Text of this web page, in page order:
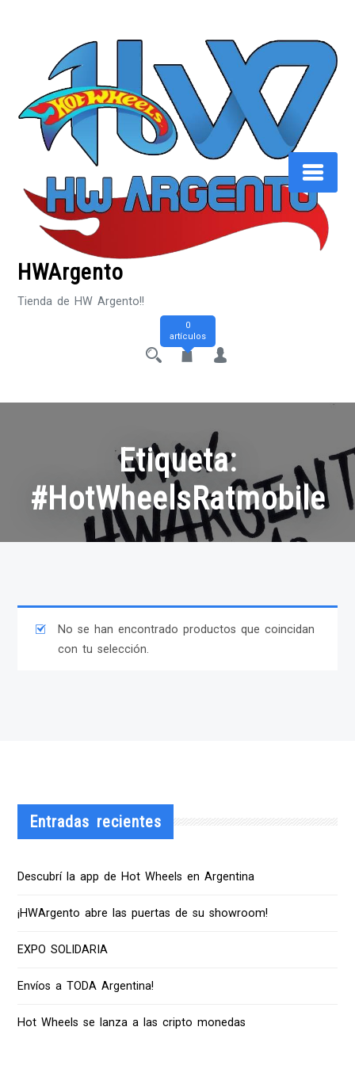
HWArgento
Tienda de HW Argento!!
0
artículos
Etiqueta:
#HotWheelsRatmobile
No se han encontrado productos que coincidan
con tu selección.
Entradas recientes
Descubrí la app de Hot Wheels en Argentina
¡HWArgento abre las puertas de su showroom!
EXPO SOLIDARIA
Envíos a TODA Argentina!
Hot Wheels se lanza a las cripto monedas